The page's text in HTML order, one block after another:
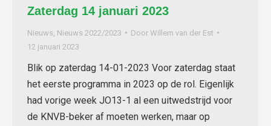
Zaterdag 14 januari 2023
Nieuws Nieuws 2022/2023 Door Willem van der Est
12 januari 2023
Blik op zaterdag 14-01-2023 Voor zaterdag staat
het eerste programma in 2023 op de rol. Eigenlijk
had vorige week JO13-1 al een uitwedstrijd voor
de KNVB-beker af moeten werken, maar op